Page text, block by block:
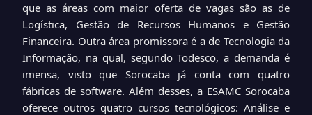
que as áreas com maior oferta de vagas são as de
Logística, Gestão de Recursos Humanos e Gestão
Financeira. Outra área promissora é a de Tecnologia da
Informação, na qual, segundo Todesco, a demanda é
imensa, visto que Sorocaba já conta com quatro
fábricas de software. Além desses, a ESAMC Sorocaba
oferece outros quatro cursos tecnológicos: Análise e